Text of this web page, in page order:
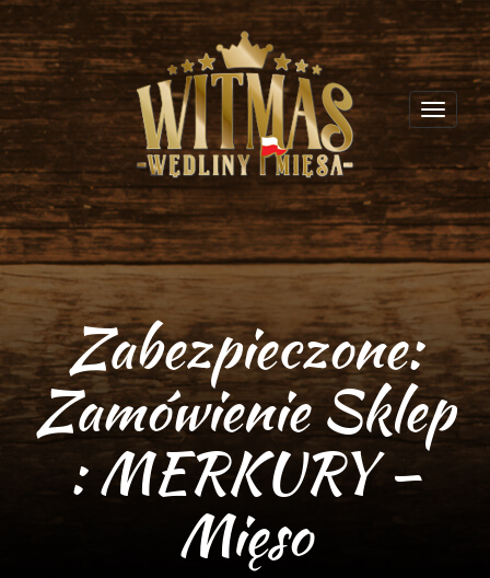
Zabezpieczone:
Zamówienie Sklep
: MERKURY –
Mięso